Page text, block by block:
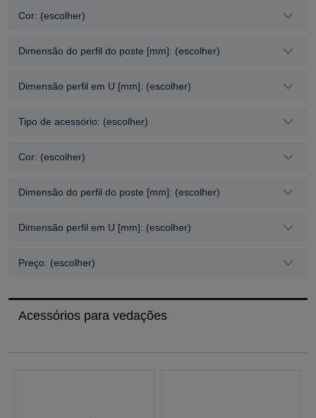
Cor: (escolher)
Dimensão do perfil do poste [mm]: (escolher)
Dimensão perfil em U [mm]: (escolher)
Tipo de acessório: (escolher)
Cor: (escolher)
Dimensão do perfil do poste [mm]: (escolher)
Dimensão perfil em U [mm]: (escolher)
Preço: (escolher)
Acessórios para vedações